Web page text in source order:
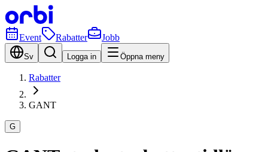
Event Rabatter Jobb
Sv Logga in Öppna meny
Rabatter
GANT
G